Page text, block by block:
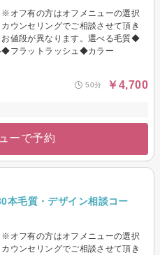
※オフ有の方はオフメニューの選択
ウンセリングでご相談させて頂き
お値段が異なります。選べる毛質◆
◆フラットラッシュ◆カラー
50分 ￥4,700
ーで予約
本毛質・デザイン相談コー
※オフ有の方はオフメニューの選択
ウンセリングでご相談させて頂き